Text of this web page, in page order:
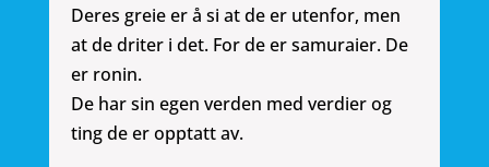
Deres greie er å si at de er utenfor, men
at de driter i det. For de er samuraier. De
er ronin.
De har sin egen verden med verdier og
ting de er opptatt av.